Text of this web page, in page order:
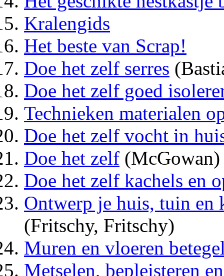
Kralengids
Het beste van Scrap!
Doe het zelf serres
Doe het zelf goed
Technieken materialen
Doe het zelf vocht in
Doe het zelf (McGowan)
Doe het zelf kachels en
Ontwerp je huis, tuin en
(Fritschy, Fritschy)
Muren en vloeren
Metselen, bepleisteren